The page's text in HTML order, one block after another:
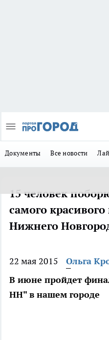
Документы Все новости
15 человек
самого
Нижнего
22 мая 2015
Ольга
В июне пройдет
НН" в нашем городе